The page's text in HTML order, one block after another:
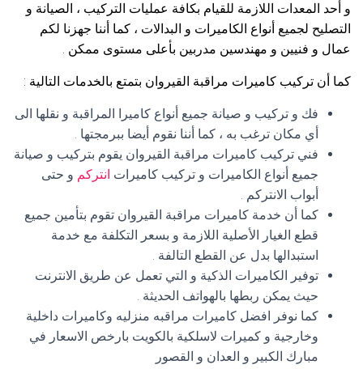
و أحد المعدات اللازمة للقيام بكافة عمليات التركيب ، الصيانة و
التصليح لجميع أنواع الكاميرات و البدالات ، كما أننا جهزنا لكم
عمال و فنيين و مهندسين مدربين بأعلى مستوى ممكن .
كما أن تركيب كاميرات مراقبة القيروان بتمتع بالخدمات التالية :
فك و تركيب و صيانة جميع أنواع كاميرا المراقبة و نقلها الى
أي مكان ترغب به ، كما أننا نقوم أيضا ببرمجتها .
فني تركيب كاميرات مراقبة القيروان يقوم بتركيب و صيانة
جميع أنواع الكاميرات و تركيب كاميرات انتركم و حتى
أبواب الانتركم .
كما أن خدمة كاميرات مراقبة القيروان تقوم بتأمين جميع
قطع الغيار الأصلية اللازمة و بسعر التكلفة مع خدمة
استبدالها بدل عن القطع التالفة .
توفير الكاميرات الذكية و التي تعمل عن طريق الانترنت
حيث يمكن ربطها بالهواتف الحديثة .
كما نوفر افضل كاميرات مراقبه منزليه وكاميرات داخلية
وخارجية و كميرات لاسلكية بالكويت بارخص الاسعار في
مبارك الكبير و العدان و القصور